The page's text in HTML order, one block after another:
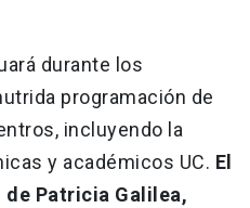
durante los
programación de
incluyendo la
y académicos UC. El
Patricia Galilea,